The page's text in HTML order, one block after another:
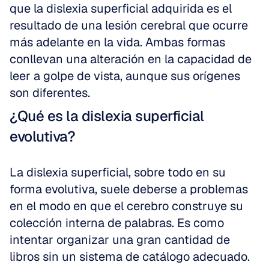
que la dislexia superficial adquirida es el
resultado de una lesión cerebral que ocurre
más adelante en la vida. Ambas formas
conllevan una alteración en la capacidad de
leer a golpe de vista, aunque sus orígenes
son diferentes.
¿Qué es la dislexia superficial
evolutiva?
La dislexia superficial, sobre todo en su
forma evolutiva, suele deberse a problemas
en el modo en que el cerebro construye su
colección interna de palabras. Es como
intentar organizar una gran cantidad de
libros sin un sistema de catálogo adecuado.